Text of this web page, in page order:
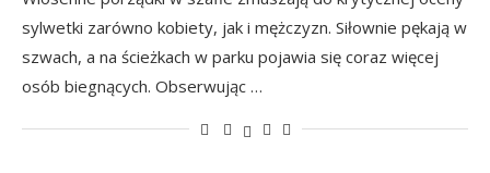
sylwetki zarówno kobiety, jak i mężczyzn. Siłownie pękają w
szwach, a na ścieżkach w parku pojawia się coraz więcej
osób biegnących. Obserwując …